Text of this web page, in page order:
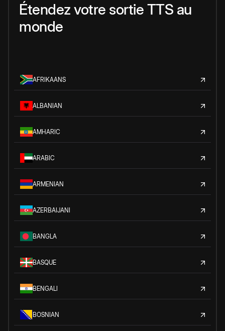
Étendez votre sortie TTS au
monde
AFRIKAANS
ALBANIAN
AMHARIC
ARABIC
ARMENIAN
AZERBAIJANI
BANGLA
BASQUE
BENGALI
BOSNIAN